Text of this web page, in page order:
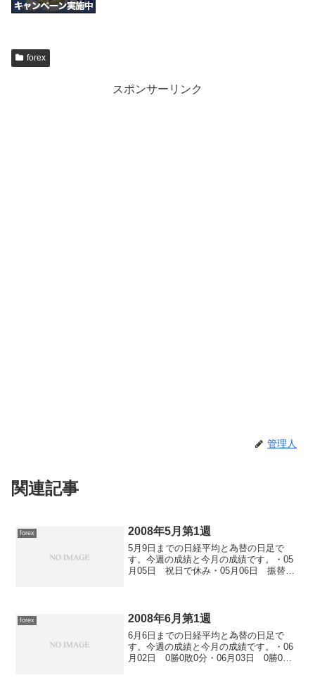
forex
スポンサーリンク
管理人
関連記事
forex 2008年5月第1週
5月9日までの日経平均と為替の日足で
す。今週の成績と今月の成績です。・05
月05日 祝日で休み・05月06日 振替休
forex 2008年6月第1週
6月6日までの日経平均と為替の日足で
す。今週の成績と今月の成績です。・06
月02日 0勝0敗0分・06月03日 0勝0敗0